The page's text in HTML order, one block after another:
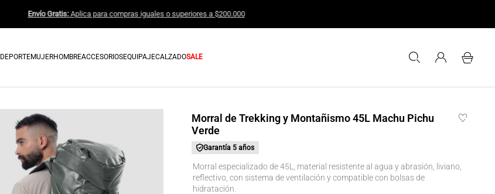
Envío Gratis:Aplica para compras iguales o superiores a $200.000
DEPORTEMUJERHOMBREACCESORIOSEQUIPAJECALZADOSALE
Morral de Trekking y Montañismo 45L Machu Pichu
Verde
Garantía 5 años
Morral especializado de 45L, material resistente al agua y abrasión, liviano,
reflectivo, con sistema de ventilación y compatible con bolsas de
hidratación.